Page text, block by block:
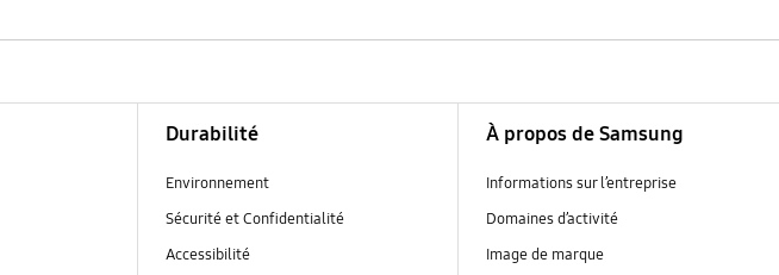
Durabilité
Environnement
Sécurité et Confidentialité
Accessibilité
À propos de Samsung
Informations sur l’entreprise
Domaines d’activité
Image de marque